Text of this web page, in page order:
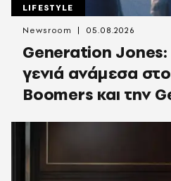
LIFESTYLE
Generation Jones:
γενιά ανάμεσα
Boomers και την
Newsroom 05.08.2026